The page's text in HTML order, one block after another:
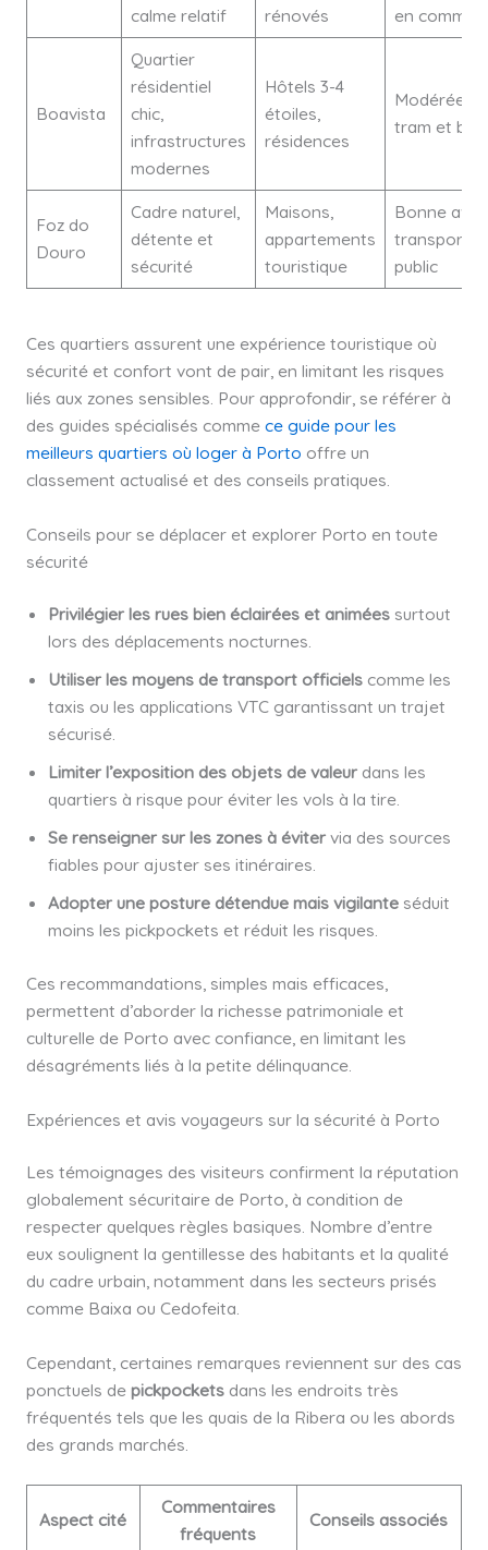
calme relatif
rénovés
en commun
Boavista
Quartier
résidentiel
chic,
infrastructures
modernes
Hôtels 3-4
étoiles,
résidences
Modérée,
tram et bus
Foz do
Douro
Cadre naturel,
détente et
sécurité
Maisons,
appartements
touristique
Bonne avec
transport
public
Ces quartiers assurent une expérience touristique où
sécurité et confort vont de pair, en limitant les risques
liés aux zones sensibles. Pour approfondir, se référer à
des guides spécialisés comme ce guide pour les
meilleurs quartiers où loger à Porto offre un
classement actualisé et des conseils pratiques.
Conseils pour se déplacer et explorer Porto en toute
sécurité
Privilégier les rues bien éclairées et animéessurtout
lors des déplacements nocturnes.
Utiliser les moyens de transport officielscomme les
taxis ou les applications VTC garantissant un trajet
sécurisé.
Limiter l’exposition des objets de valeurdans les
quartiers à risque pour éviter les vols à la tire.
Se renseigner sur les zones à évitervia des sources
fiables pour ajuster ses itinéraires.
Adopter une posture détendue mais vigilanteséduit
moins les pickpockets et réduit les risques.
Ces recommandations, simples mais efficaces,
permettent d’aborder la richesse patrimoniale et
culturelle de Porto avec confiance, en limitant les
désagréments liés à la petite délinquance.
Expériences et avis voyageurs sur la sécurité à Porto
Les témoignages des visiteurs confirment la réputation
globalement sécuritaire de Porto, à condition de
respecter quelques règles basiques. Nombre d’entre
eux soulignent la gentillesse des habitants et la qualité
du cadre urbain, notamment dans les secteurs prisés
comme Baixa ou Cedofeita.
Cependant, certaines remarques reviennent sur des cas
ponctuels de pickpocketsdans les endroits très
fréquentés tels que les quais de la Ribera ou les abords
des grands marchés.
Aspect cité
Commentaires
fréquents
Conseils associés